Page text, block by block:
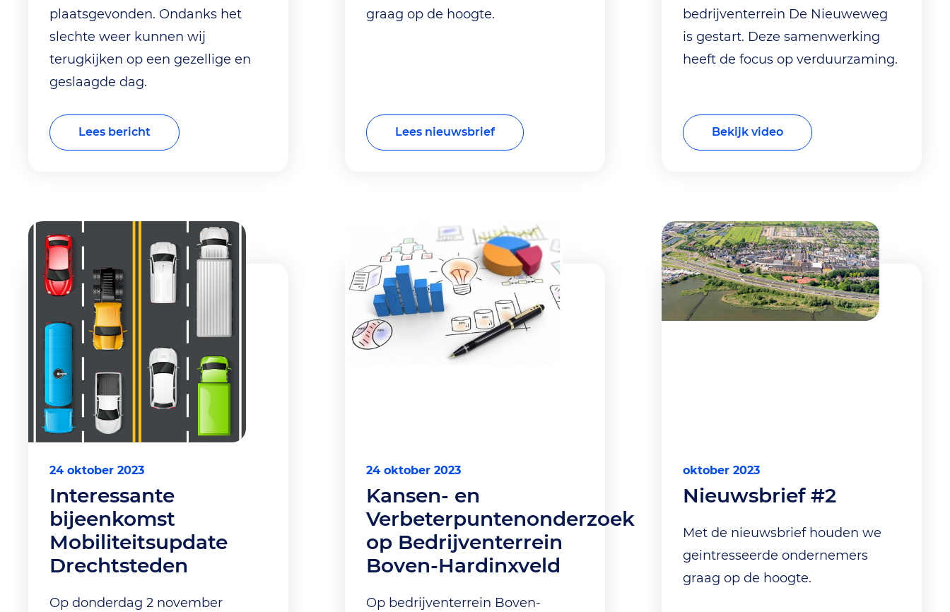
plaatsgevonden. Ondanks het
slechte weer kunnen wij
terugkijken op een gezellige en
geslaagde dag.
Lees bericht
graag op de hoogte.
Lees nieuwsbrief
bedrijventerrein De Nieuweweg
is gestart. Deze samenwerking
heeft de focus op verduurzaming.
Bekijk video
24 oktober 2023
Interessante
bijeenkomst
Mobiliteitsupdate
Drechtsteden
Op donderdag 2 november
24 oktober 2023
Kansen- en
Verbeterpuntenonderzoek
op Bedrijventerrein
Boven-Hardinxveld
Op bedrijventerrein Boven-
oktober 2023
Nieuwsbrief #2
Met de nieuwsbrief houden we
geintresseerde ondernemers
graag op de hoogte.